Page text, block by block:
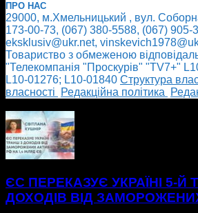
ПРО НАС
29000, м.Хмельницький , вул.
173-00-73, (067) 380-5588, (067) 905-
eksklusiv@ukr.net,
Товариство з обмеженою
"Телекомпанія "Проскурів" "TV7+"
L10-01276; L10-01840 Cтруктура
власності
Редакційна політика
ЄС ПЕРЕКАЗУЄ УКРАЇНІ 5-Й
ДОХОДІВ ВІД